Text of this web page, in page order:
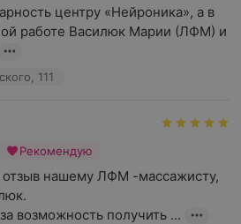
центру «Нейроника», а в
работе Василюк Марии (ЛФМ) и
111
Рекомендую
отзыв нашему ЛФМ -массажисту,
возможность получить ...